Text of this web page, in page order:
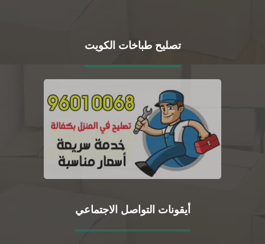
تصليح طباخات الكويت
أيقونات التواصل الاجتماعي